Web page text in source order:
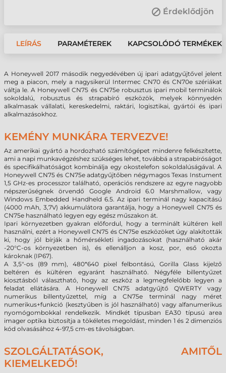
Érdeklődjön
LEÍRÁS PARAMÉTEREK KAPCSOLÓDÓ TERMÉKEK
A Honeywell 2017 második negyedévében új ipari adatgyűjtővel jelent
meg a piacon, mely a nagysikerül Intermec CN70 és CN70e szériákat
váltja le. A Honeywell CN75 és CN75e robusztus ipari mobil terminálok
sokoldalú, robusztus és strapabíró eszközök, melyek könnyedén
alkalmasak vállalati, kereskedelmi, raktári, logisztikai, gyártói és ipari
alkalmazásokhoz.
KEMÉNY MUNKÁRA TERVEZVE!
Az amerikai gyártó a hordozható számítógépet mindenre felkészítette,
ami a napi munkavégzéshez szükséges lehet, továbbá a strapabíróságot
és specifikálhatóságot kombinálja egy okostelefon sokoldalúságával. A
Honeywell CN75 és CN75e adatgyűjtőben négymagos Texas Instument
1,5 GHz-es processzor található, operációs rendszere az egyre nagyobb
népszerűségnek örvendő Google Android 6.0 Marshmallow, vagy
Windows Embedded Handheld 6.5. Az ipari terminál nagy kapacitású
(4000 mAh, 3,7V) akkumulátora garantálja, hogy a Honeywell CN75 és
CN75e használható legyen egy egész műszakon át.
Ipari környezetben gyakran előfordul, hogy a terminált kültéren kell
használni, ezért a Honeywell CN75 és CN75e eszközöket úgy alakították
ki, hogy jól bírják a hőmérsékleti ingadozásokat (használható akár
-20°C-os környezetben is), és ellenálljon a kosz, por, eső okozta
károknak (IP67).
A 3,5"-os (89 mm), 480*640 pixel felbontású, Gorilla Glass kijelző
beltéren és kültéren egyaránt használható. Négyféle billentyűzet
kiosztásból választható, hogy az eszköz a legmegfelelőbb legyen a
feladat ellátására. A Honeywell CN75 adatgyűjtő QWERTY vagy
numerikus billentyűzettel, míg a CN75e terminál nagy méret
numerikus+funkció (kesztyűben is jól használható) vagy alfanumerikus
nyomógombokkal rendelkezik. Mindkét típusban EA30 típusú area
imager optika biztosítja a tökéletes megoldást, minden 1 és 2 dimenziós
kód olvasásához 4-97,5 cm-es távolságban.
SZOLGÁLTATÁSOK, AMITŐL
KIEMELKEDŐ!